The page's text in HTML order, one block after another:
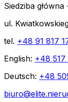
Siedziba
ul.
tel. +48 91 817
English: +48 517
Deutsch: +48